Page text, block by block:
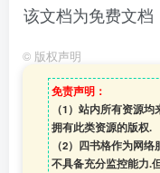
该文档为免费文
© 版权声明
免责声明：
（1）站内所有资源
拥有此类资源的版权.
（2）四书格作为网
不具备充分监控能力.